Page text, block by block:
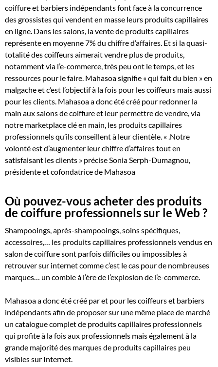
coiffure et barbiers indépendants font face à la concurrence
des grossistes qui vendent en masse leurs produits capillaires
en ligne. Dans les salons, la vente de produits capillaires
représente en moyenne 7% du chiffre d’affaires. Et si la quasi-
totalité des coiffeurs aimerait vendre plus de produits,
notamment via l’e-commerce, très peu ont le temps, et les
ressources pour le faire. Mahasoa signifie « qui fait du bien » en
malgache et c’est l’objectif à la fois pour les coiffeurs mais aussi
pour les clients. Mahasoa a donc été créé pour redonner la
main aux salons de coiffure et leur permettre de vendre, via
notre marketplace clé en main, les produits capillaires
professionnels qu’ils conseillent à leur clientèle. « .Notre
volonté est d’augmenter leur chiffre d’affaires tout en
satisfaisant les clients » précise Sonia Serph-Dumagnou,
présidente et cofondatrice de Mahasoa
Où pouvez-vous acheter des produits
de coiffure professionnels sur le Web ?
Shampooings, après-shampooings, soins spécifiques,
accessoires,… les produits capillaires professionnels vendus en
salon de coiffure sont parfois difficiles ou impossibles à
retrouver sur internet comme c’est le cas pour de nombreuses
marques… un comble à l’ère de l’explosion de l’e-commerce.
Mahasoa a donc été créé par et pour les coiffeurs et barbiers
indépendants afin de proposer sur une même place de marché
un catalogue complet de produits capillaires professionnels
qui profite à la fois aux professionnels mais également à la
grande majorité des marques de produits capillaires peu
visibles sur Internet.